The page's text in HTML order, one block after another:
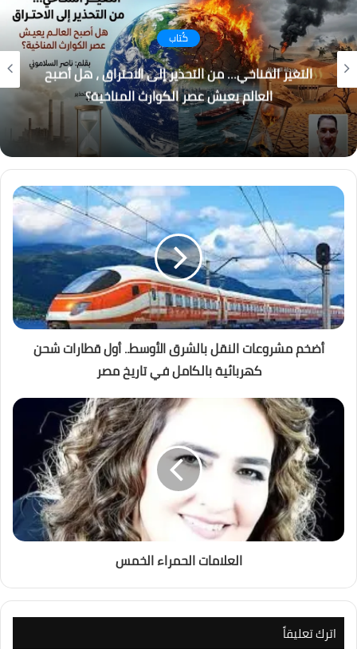
كُتاب
التغير المناخي… من التحذير إلى الاحتراق ، هل أصبح
العالم يعيش عصر الكوارث المناخية؟
أضخم مشروعات النقل بالشرق الأوسط.. أول قطارات شحن
كهربائية بالكامل في تاريخ مصر
العلامات الحمراء الخمس
اترك تعليقاً